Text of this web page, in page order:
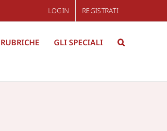
LOGIN REGISTRATI
RUBRICHE GLI SPECIALI